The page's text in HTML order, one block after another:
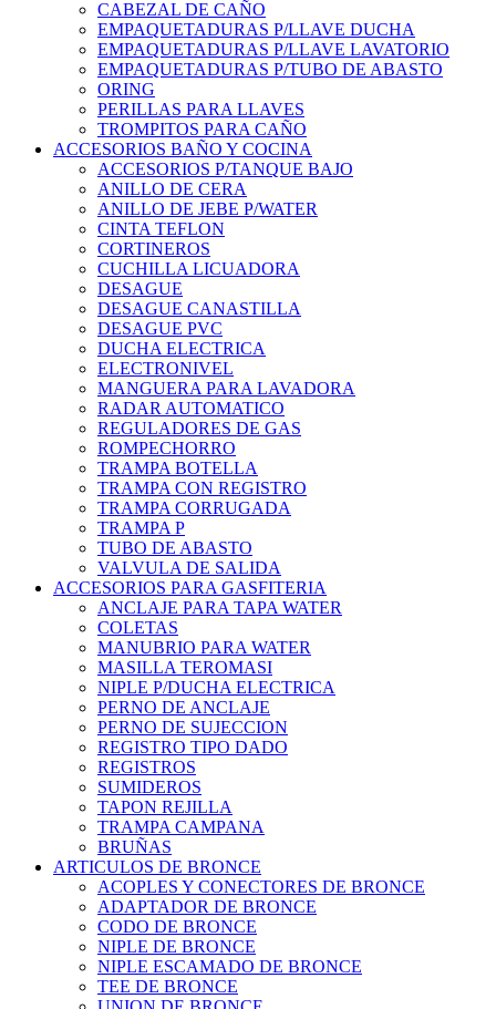
CABEZAL DE CAÑO
EMPAQUETADURAS P/LLAVE DUCHA
EMPAQUETADURAS P/LLAVE LAVATORIO
EMPAQUETADURAS P/TUBO DE ABASTO
ORING
PERILLAS PARA LLAVES
TROMPITOS PARA CAÑO
ACCESORIOS BAÑO Y COCINA
ACCESORIOS P/TANQUE BAJO
ANILLO DE CERA
ANILLO DE JEBE P/WATER
CINTA TEFLON
CORTINEROS
CUCHILLA LICUADORA
DESAGUE
DESAGUE CANASTILLA
DESAGUE PVC
DUCHA ELECTRICA
ELECTRONIVEL
MANGUERA PARA LAVADORA
RADAR AUTOMATICO
REGULADORES DE GAS
ROMPECHORRO
TRAMPA BOTELLA
TRAMPA CON REGISTRO
TRAMPA CORRUGADA
TRAMPA P
TUBO DE ABASTO
VALVULA DE SALIDA
ACCESORIOS PARA GASFITERIA
ANCLAJE PARA TAPA WATER
COLETAS
MANUBRIO PARA WATER
MASILLA TEROMASI
NIPLE P/DUCHA ELECTRICA
PERNO DE ANCLAJE
PERNO DE SUJECCION
REGISTRO TIPO DADO
REGISTROS
SUMIDEROS
TAPON REJILLA
TRAMPA CAMPANA
BRUÑAS
ARTICULOS DE BRONCE
ACOPLES Y CONECTORES DE BRONCE
ADAPTADOR DE BRONCE
CODO DE BRONCE
NIPLE DE BRONCE
NIPLE ESCAMADO DE BRONCE
TEE DE BRONCE